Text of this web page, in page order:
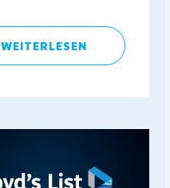
WEITERLESEN